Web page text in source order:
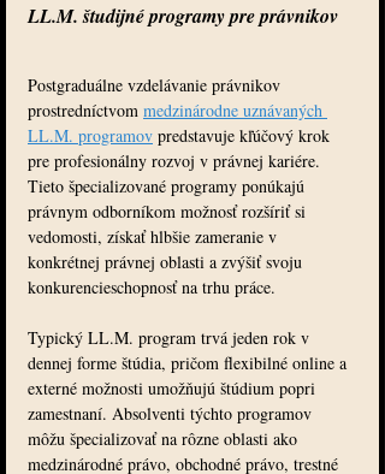
LL.M. študijné programy pre právnikov
Postgraduálne vzdelávanie právnikov
prostredníctvom medzinárodne uznávaných
LL.M. programov predstavuje kľúčový krok
pre profesionálny rozvoj v právnej kariére.
Tieto špecializované programy ponúkajú
právnym odborníkom možnosť rozšíriť si
vedomosti, získať hlbšie zameranie v
konkrétnej právnej oblasti a zvýšiť svoju
konkurencieschopnosť na trhu práce.
Typický LL.M. program trvá jeden rok v
dennej forme štúdia, pričom flexibilné online a
externé možnosti umožňujú štúdium popri
zamestnaní. Absolventi týchto programov
môžu špecializovať na rôzne oblasti ako
medzinárodné právo, obchodné právo, trestné